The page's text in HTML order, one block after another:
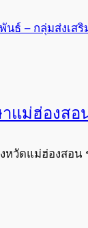
นธ์ – กลุ่มส่งเสริ
แม่ฮ่องสอ
หวัดแม่ฮ่องสอน